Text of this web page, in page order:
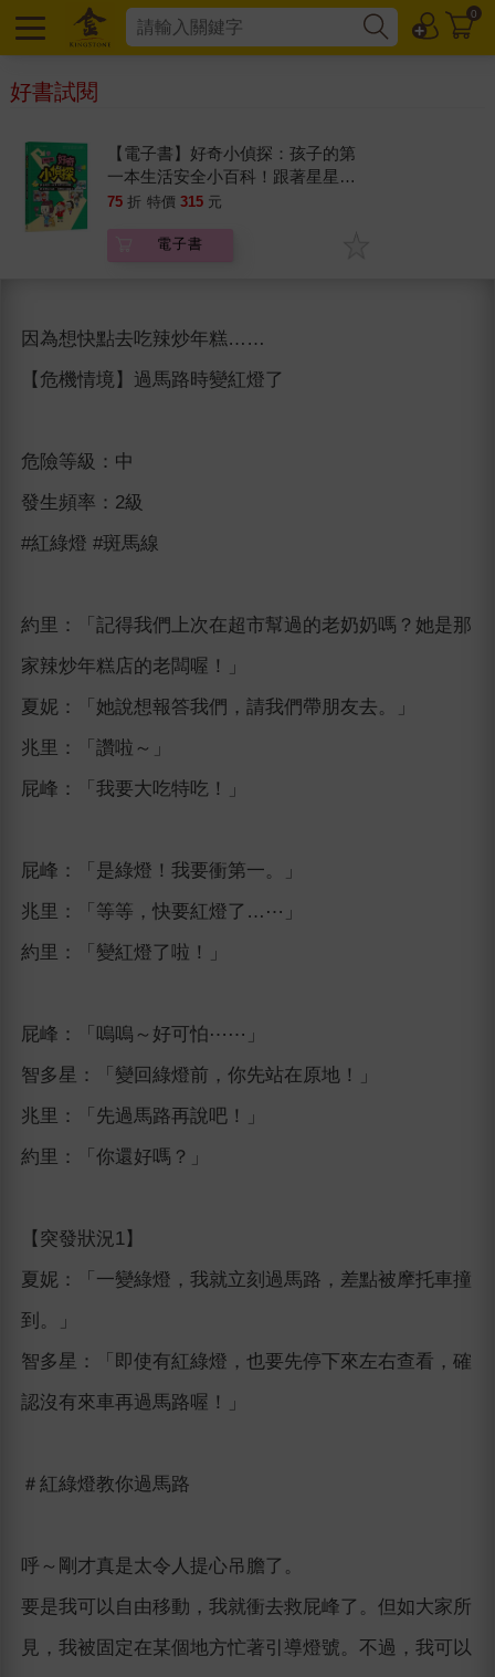
0
好書試閱
【電子書】好奇小偵探：孩子的第
一本生活安全小百科！跟著星星姊
弟一起學會保護自己
75 折 特價 315 元
電子書
因為想快點去吃辣炒年糕……
【危機情境】過馬路時變紅燈了
危險等級：中
發生頻率：2級
#紅綠燈 #斑馬線
約里：「記得我們上次在超市幫過的老奶奶嗎？她是那
家辣炒年糕店的老闆喔！」
夏妮：「她說想報答我們，請我們帶朋友去。」
兆里：「讚啦～」
屁峰：「我要大吃特吃！」
屁峰：「是綠燈！我要衝第一。」
兆里：「等等，快要紅燈了…⋯」
約里：「變紅燈了啦！」
屁峰：「嗚嗚～好可怕⋯⋯」
智多星：「變回綠燈前，你先站在原地！」
兆里：「先過馬路再說吧！」
約里：「你還好嗎？」
【突發狀況1】
夏妮：「一變綠燈，我就立刻過馬路，差點被摩托車撞
到。」
智多星：「即使有紅綠燈，也要先停下來左右查看，確
認沒有來車再過馬路喔！」
＃紅綠燈教你過馬路
呼～剛才真是太令人提心吊膽了。
要是我可以自由移動，我就衝去救屁峰了。但如大家所
見，我被固定在某個地方忙著引導燈號。不過，我可以